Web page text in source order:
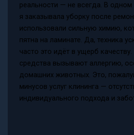
реальности — не всегда. В одном
я заказывала уборку после
использовали сильную химию,
пятна на ламинате. Да, техника
часто это идёт в ущерб
средства вызывают аллергию,
домашних животных. Это,
минусов услуг клининга —
индивидуального подхода и